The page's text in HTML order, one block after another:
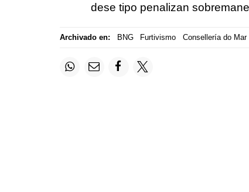
dese tipo penalizan
Archivado en: BNG Furtivismo Consellería do Mar